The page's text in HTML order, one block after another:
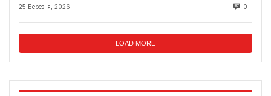
25 Березня, 2026 0
LOAD MORE